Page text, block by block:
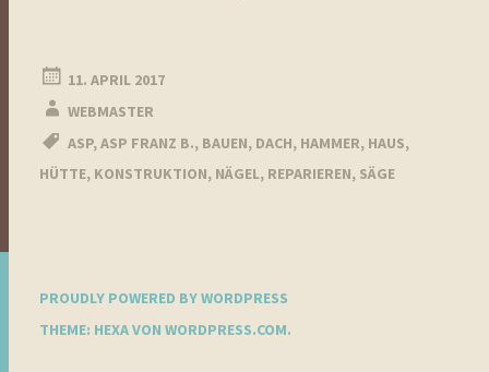
11. APRIL 2017
WEBMASTER
ASP,ASP FRANZ B., BAUEN, DACH, HAMMER, HAUS,
HÜTTE, KONSTRUKTION, NÄGEL, REPARIEREN, SÄGE
PROUDLY POWERED BY WORDPRESS
THEME: HEXA VON WORDPRESS.COM.